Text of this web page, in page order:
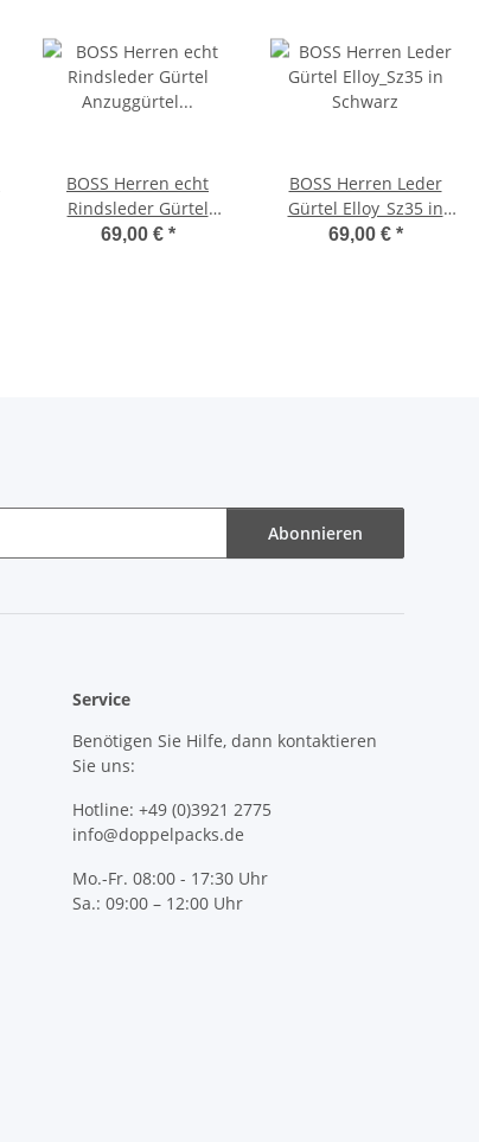
BOSS Herren echt
Rindsleder Gürtel
Anzuggürtel Elloy
69,00 € *
BOSS Herren Leder
Gürtel Elloy_Sz35 in
Schwarz
69,00 € *
Abonnieren
Service
Benötigen Sie Hilfe, dann kontaktieren
Sie uns:
Hotline: +49 (0)3921 2775
info@doppelpacks.de
Mo.-Fr. 08:00 - 17:30 Uhr
Sa.: 09:00 – 12:00 Uhr